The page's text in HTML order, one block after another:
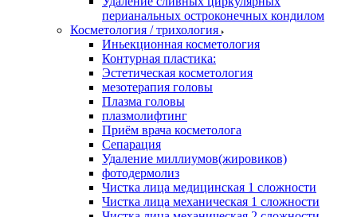
перианальных остроконечных кондилом
Косметология / трихология
Иньекционная косметология
Контурная пластика:
Эстетическая косметология
мезотерапия головы
Плазма головы
плазмолифтинг
Приём врача косметолога
Сепарация
Удаление миллиумов(жировиков)
фотодермолиз
Чистка лица медицинская 1 сложности
Чистка лица механическая 1 сложности